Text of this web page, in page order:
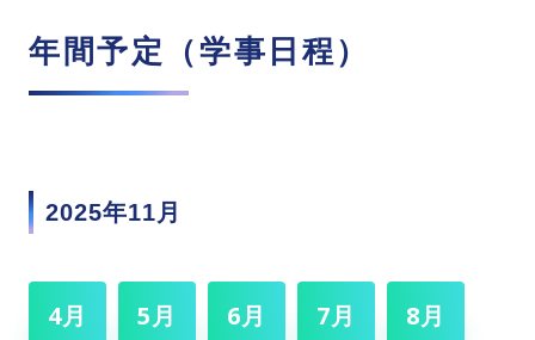
年間予定（学事日程）
2025年11月
4月 5月 6月 7月 8月